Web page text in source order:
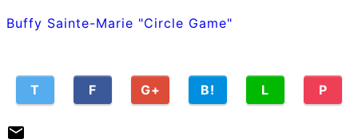
Buffy Sainte-Marie "Circle Game"
T F G+ B! L P